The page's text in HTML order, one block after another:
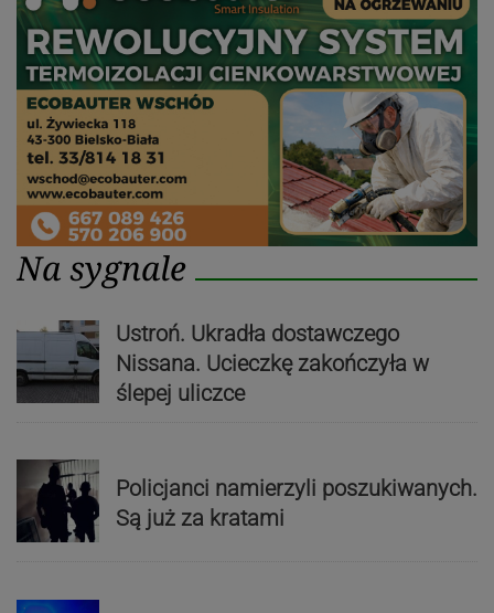
Na sygnale
Ustroń. Ukradła dostawczego
Nissana. Ucieczkę zakończyła w
ślepej uliczce
Policjanci namierzyli poszukiwanych.
Są już za kratami